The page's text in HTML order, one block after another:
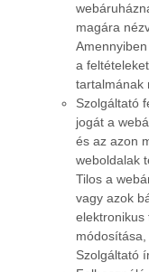
magára
a
tartalmának
Szolgáltató
jogát a
és az azon
weboldalak
Tilos a
vagy azok
elektronikus
Szolgáltató